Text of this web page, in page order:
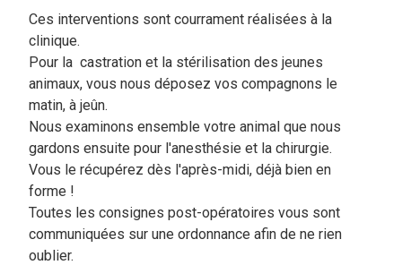
Ces interventions sont courrament réalisées à la
clinique.
Pour la castration et la stérilisation des jeunes
animaux, vous nous déposez vos compagnons le
matin, à jeûn.
Nous examinons ensemble votre animal que nous
gardons ensuite pour l'anesthésie et la chirurgie.
Vous le récupérez dès l'après-midi, déjà bien en
forme !
Toutes les consignes post-opératoires vous sont
communiquées sur une ordonnance afin de ne rien
oublier.